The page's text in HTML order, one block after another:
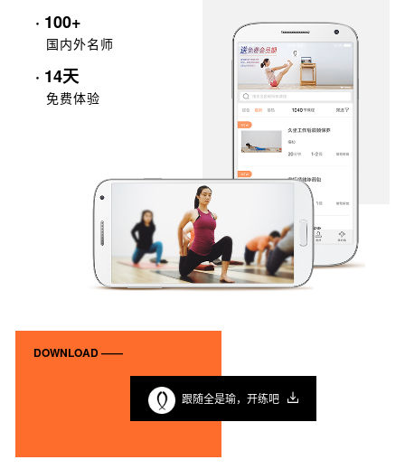
· 100+
国内外名师
· 14天
免费体验
DOWNLOAD ——
跟随全是瑜，开练吧